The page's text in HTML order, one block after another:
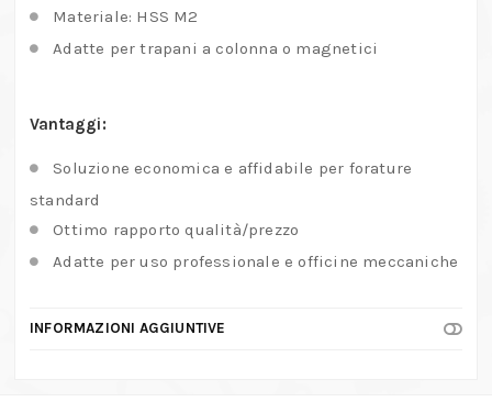
Materiale: HSS M2
Adatte per trapani a colonna o magnetici
Vantaggi:
Soluzione economica e affidabile per forature
standard
Ottimo rapporto qualità/prezzo
Adatte per uso professionale e officine meccaniche
INFORMAZIONI AGGIUNTIVE